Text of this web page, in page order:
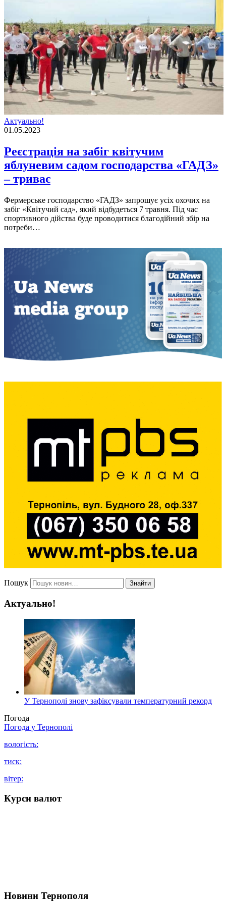
Актуально!
01.05.2023
Реєстрація на забіг квітучим
яблуневим садом господарства «ГАДЗ»
– триває
Фермерське господарство «ГАДЗ» запрошує усіх охочих на
забіг «Квітучий сад», який відбудеться 7 травня. Під час
спортивного дійства буде проводитися благодійний збір на
потреби…
Пошук Знайти
Актуально!
У Тернополі знову зафіксували температурний рекорд
Погода
Погода у Тернополі
вологість:
тиск:
вітер:
Курси валют
Новини Тернополя